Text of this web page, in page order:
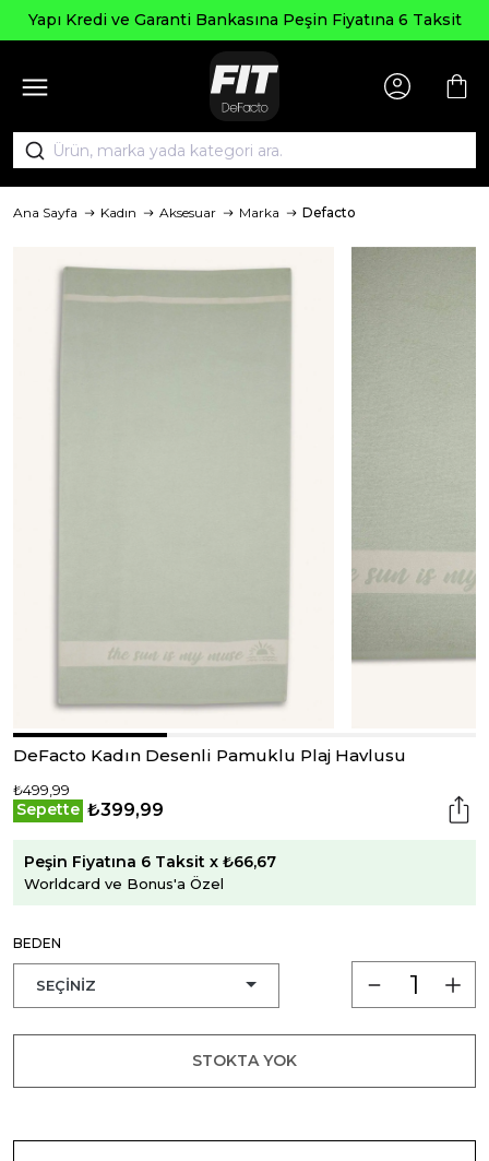
Bankasına Peşin Fiyatına 6 Taksit
Ana Sayfa Kadın Aksesuar Marka Defacto
DeFacto Kadın Desenli Pamuklu Plaj Havlusu
₺499,99
Sepette ₺399,99
Peşin Fiyatına 6 Taksit x ₺66,67
Worldcard ve Bonus'a Özel
BEDEN
STOKTA YOK